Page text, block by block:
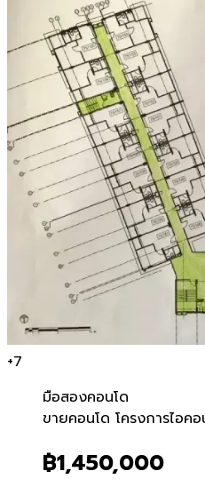
+7
มือสองคอนโด
ขายคอนโด
ขายคอนโด โครงการไอค
฿1,450,000